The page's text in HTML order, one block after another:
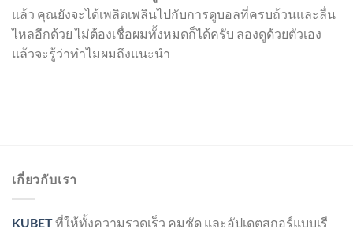
แล้ว คุณยังจะได้เพลิดเพลินไปกับการดูบอลที่ครบถ้วนและลื่น
ไหลอีกด้วย ไม่ต้องเชื่อผมทั้งหมดก็ได้ครับ ลองดูด้วยตัวเอง
แล้วจะรู้ว่าทำไมผมถึงแนะนำ
เกี่ยวกับเรา
KUBETที่ให้ทั้งความรวดเร็ว คมชัด และอัปเดตสกอร์แบบเรี